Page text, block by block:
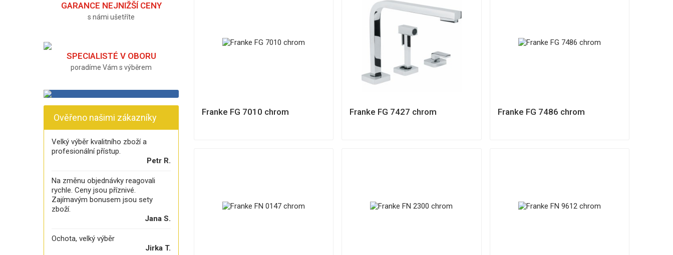
Franke FG 7010 chrom Franke FG 7427 chrom Franke FG 7486 chrom
GARANCE NEJNIŽŠÍ CENY
s námi ušetříte
SPECIALISTÉ V OBORU
poradíme Vám s výběrem
Ověřeno našimi zákazníky
Velký výběr kvalitního zboží a
profesionální přístup.
Petr R.
Na změnu objednávky reagovali
rychle. Ceny jsou příznivé.
Zajímavým bonusem jsou sety
zboží.
Jana S.
Ochota, velký výběr
Jirka T.